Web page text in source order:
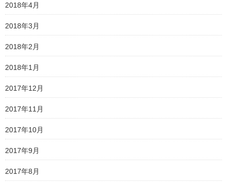
2018年4月
2018年3月
2018年2月
2018年1月
2017年12月
2017年11月
2017年10月
2017年9月
2017年8月